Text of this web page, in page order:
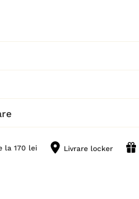
la 170 lei Livrare locker